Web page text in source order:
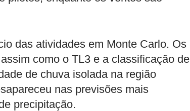
das atividades em Monte Carlo. Os
como o TL3 e a classificação de
de chuva isolada na região
nas previsões mais
precipitação.